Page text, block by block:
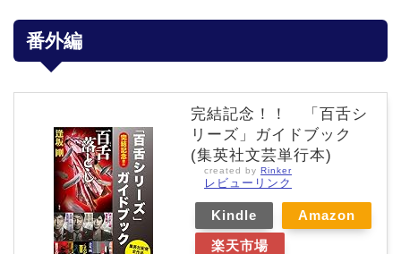
番外編
完結記念！！ 「百舌シ
リーズ」ガイドブック
(集英社文芸単行本)
created by Rinker
レビューリンク
Kindle
Amazon
楽天市場